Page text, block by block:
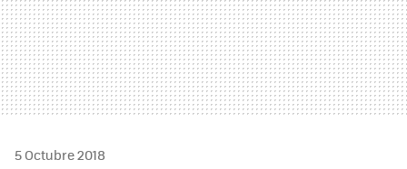
5 Octubre 2018